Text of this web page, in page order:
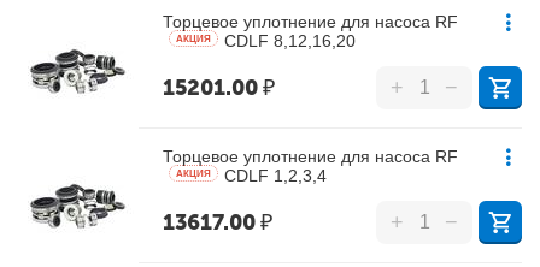
Торцевое уплотнение для насоса RF
CDLF 8,12,16,20
AКЦИЯ
15201.00₽ + −
Торцевое уплотнение для насоса RF
CDLF 1,2,3,4
AКЦИЯ
13617.00₽ + −